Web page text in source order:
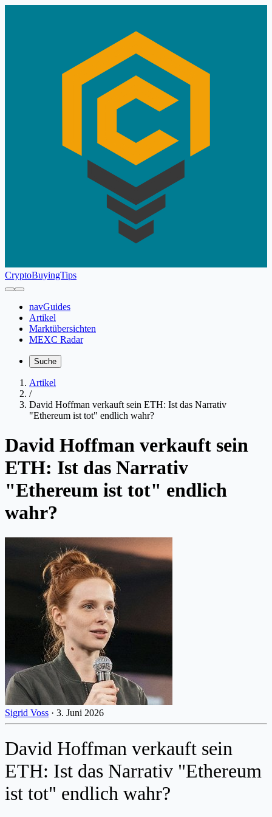
CryptoBuyingTips
navGuides
Artikel
Marktübersichten
MEXC Radar
Suche
Artikel
/
David Hoffman verkauft sein ETH: Ist das Narrativ
"Ethereum ist tot" endlich wahr?
David Hoffman verkauft sein
ETH: Ist das Narrativ
"Ethereum ist tot" endlich
wahr?
Sigrid Voss · 3. Juni 2026
David Hoffman verkauft sein
ETH: Ist das Narrativ "Ethereum
ist tot" endlich wahr?